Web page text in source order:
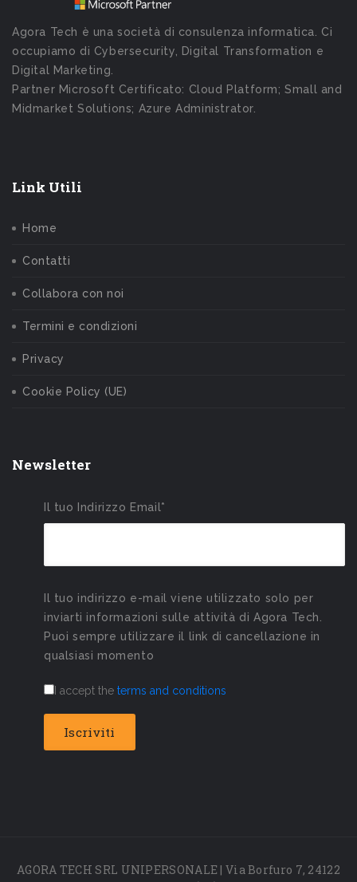
Agora Tech è una società di consulenza informatica. Ci
occupiamo di Cybersecurity, Digital Transformation e
Digital Marketing.
Partner Microsoft Certificato: Cloud Platform; Small and
Midmarket Solutions; Azure Administrator.
Link Utili
Home
Contatti
Collabora con noi
Termini e condizioni
Privacy
Cookie Policy (UE)
Newsletter
Il tuo Indirizzo Email*
Il tuo indirizzo e-mail viene utilizzato solo per
inviarti informazioni sulle attività di Agora Tech.
Puoi sempre utilizzare il link di cancellazione in
qualsiasi momento
I accept the terms and conditions
AGORA TECH SRL UNIPERSONALE | Via Borfuro 7, 24122